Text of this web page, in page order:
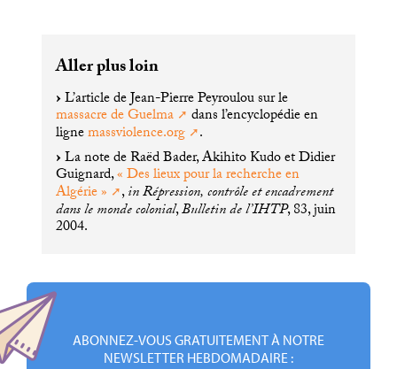
Aller plus loin
L’article de Jean-Pierre Peyroulou sur le
massacre de Guelma dans l’encyclopédie en
lignemassviolence.org
.
La note de Raëd Bader, Akihito Kudo et Didier
Guignard,«Des lieux pour la recherche en
Algérie» ,in Répression, contrôle et encadrement
dans le monde colonial,Bulletin de l’IHTP, 83, juin
2004.
ABONNEZ-VOUS GRATUITEMENT À NOTRE
NEWSLETTER HEBDOMADAIRE :